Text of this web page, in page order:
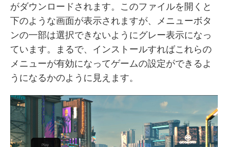
がダウンロードされます。このファイルを開くと
下のような画面が表示されますが、メニューボタ
ンの一部は選択できないようにグレー表示になっ
ています。まるで、インストールすればこれらの
メニューが有効になってゲームの設定ができるよ
うになるかのように見えます。